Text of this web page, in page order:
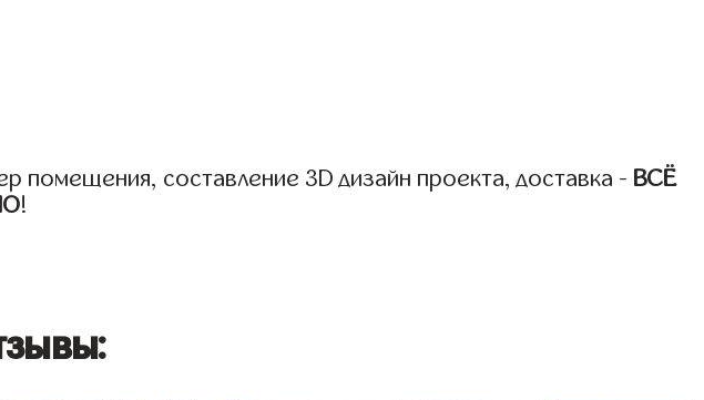
помещения, составление 3D дизайн проекта, доставка - ВСЁ
!